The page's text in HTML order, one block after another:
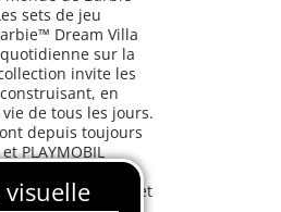
sets de jeu
Dream Villa
sur la
invite les
en
de tous les jours.
depuis toujours
PLAYMOBIL
à croire en soi et